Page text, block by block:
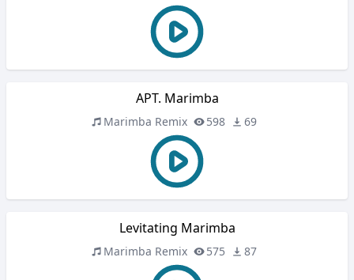
APT. Marimba
Marimba Remix 598 69
Levitating Marimba
Marimba Remix 575 87